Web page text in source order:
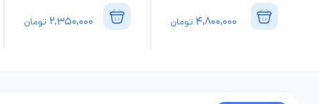
4,800,000 تومان 2,350,000 تومان